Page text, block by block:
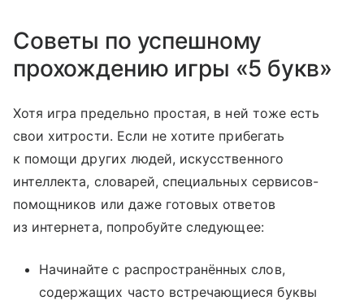
Советы по успешному
прохождению игры «5 букв»
Хотя игра предельно простая, в ней тоже есть
свои хитрости. Если не хотите прибегать
к помощи других людей, искусственного
интеллекта, словарей, специальных сервисов-
помощников или даже готовых ответов
из интернета, попробуйте следующее:
Начинайте с распространённых слов,
содержащих часто встречающиеся буквы